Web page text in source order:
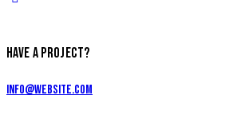
HAVE A PROJECT?
info@website.com